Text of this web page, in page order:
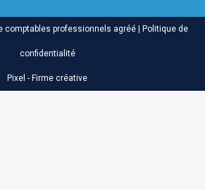
comptables professionnels agréé | Politique de
confidentialité
Pixel - Firme créative